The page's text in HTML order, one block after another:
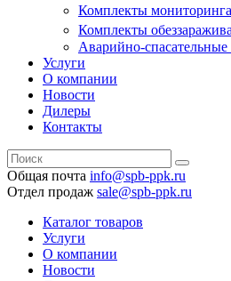
Комплекты
Комплекты
Аварийно-спасательные
Услуги
О компании
Новости
Дилеры
Контакты
Общая почта info@spb-ppk.ru
Отдел продаж sale@spb-ppk.ru
Каталог товаров
Услуги
О компании
Новости